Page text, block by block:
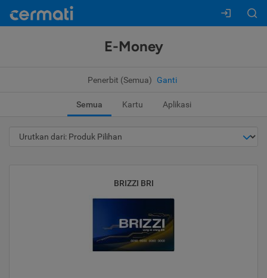
E-Money
Penerbit (Semua) Ganti
Semua Kartu Aplikasi
BRIZZI BRI